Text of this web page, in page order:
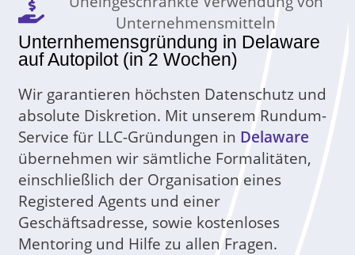
Unternehmensmitteln
Unternhemensgründung in Delaware
auf Autopilot (in 2 Wochen)
Wir garantieren höchsten Datenschutz und
absolute Diskretion. Mit unserem Rundum-
Service für LLC-Gründungen in Delaware
übernehmen wir sämtliche Formalitäten,
einschließlich der Organisation eines
Registered Agents und einer
Geschäftsadresse, sowie kostenloses
Mentoring und Hilfe zu allen Fragen.